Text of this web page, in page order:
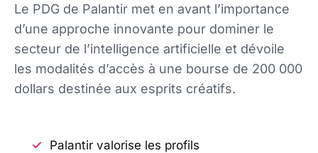
Le PDG de Palantir met en avant l’importance
d’une approche innovante pour dominer le
secteur de l’intelligence artificielle et dévoile
les modalités d’accès à une bourse de 200 000
dollars destinée aux esprits créatifs.
Palantir valorise les profils